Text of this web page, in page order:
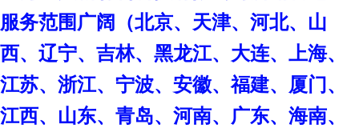
服务范围广阔（北京、天津、河北、山
西、辽宁、吉林、黑龙江、大连、上海、
江苏、浙江、宁波、安徽、福建、厦门、
江西、山东、青岛、河南、广东、海南、